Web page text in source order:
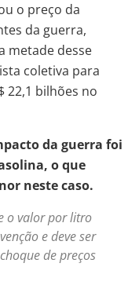
o preço da
da guerra,
metade desse
coletiva para
22,1 bilhões no
da guerra foi
o que
neste caso.
o valor por litro
e deve ser
de preços